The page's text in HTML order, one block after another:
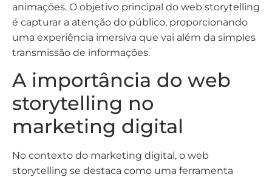
animações. O objetivo principal do web storytelling
é capturar a atenção do público, proporcionando
uma experiência imersiva que vai além da simples
transmissão de informações.
A importância do web
storytelling no
marketing digital
No contexto do marketing digital, o web
storytelling se destaca como uma ferramenta